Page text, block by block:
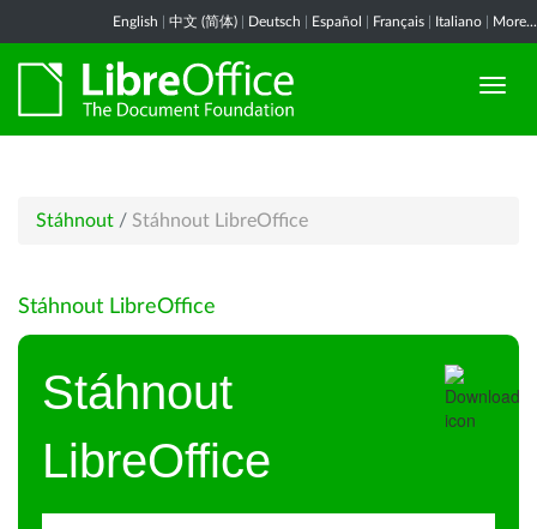
English 中文 (简体) Deutsch Español Français Italiano More...
Stáhnout / Stáhnout LibreOffice
Stáhnout LibreOffice
Stáhnout
LibreOffice